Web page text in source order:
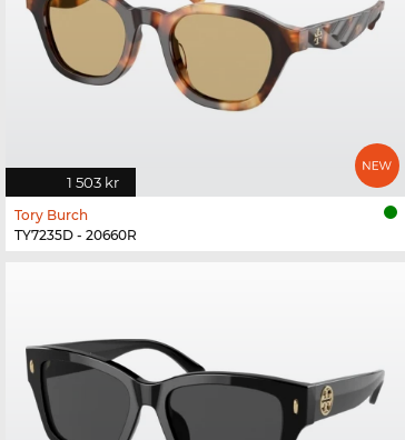
1 503 kr
Tory Burch
TY7235D - 20660R